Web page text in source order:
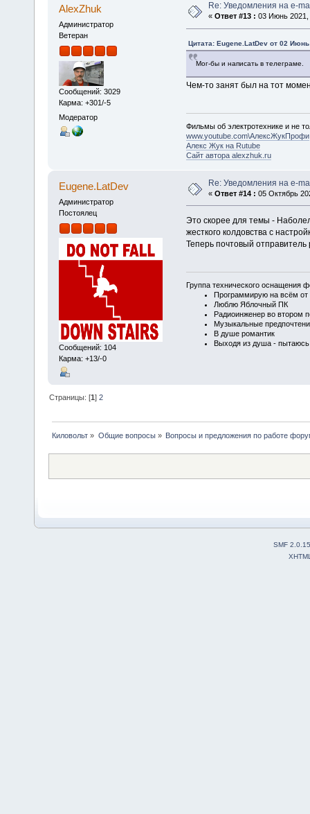
AlexZhuk
Администратор
Ветеран
Сообщений: 3029
Карма: +301/-5
Модератор
Re: Уведомления на e-
« Ответ #13 : 03 Июнь 2021,
Цитата: Eugene.LatDev от 02
Мог-бы и написать в телеграме.
Чем-то занят был на тот
Фильмы об электротехнике и не
www.youtube.com\АлексЖукПрофи
Алекс Жук на Rutube
Сайт автора alexzhuk.ru
Eugene.LatDev
Администратор
Постоялец
Сообщений: 104
Карма: +13/-0
Re: Уведомления на e-
« Ответ #14 : 05 Октябрь
Это скорее для темы -
жесткого колдовства с
Теперь почтовый
Группа технического оснащения
Программирую на всём от
Люблю Яблочный ПК
Радиоинженер во втором
Музыкальные
В душе романтик
Выходя из душа - пытаюсь
Страницы: [1]2
Киловольт » Общие вопросы» Вопросы и предложения по работе
SMF 2.0.15